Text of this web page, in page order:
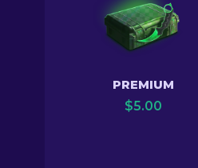
PREMIUM
$5.00